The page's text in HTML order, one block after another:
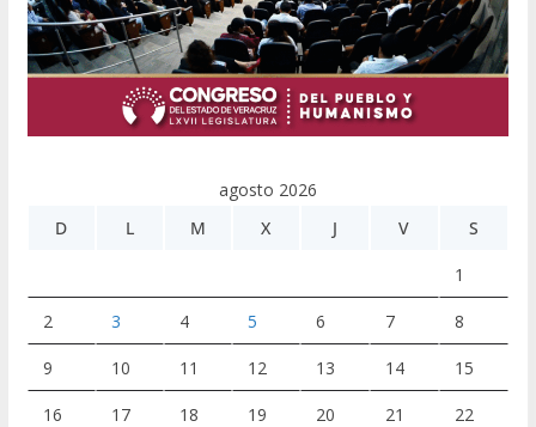
agosto 2026
D
L M X J V S
1
2 3 4 5 6 7 8
9 10 11 12 13 14 15
16 17 18 19 20 21 22